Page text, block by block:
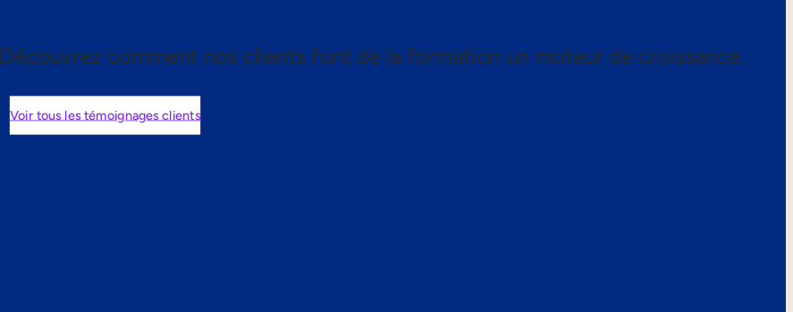
Découvrez comment nos clients font de la formation un moteur de croissance.
Voir tous les témoignages clients